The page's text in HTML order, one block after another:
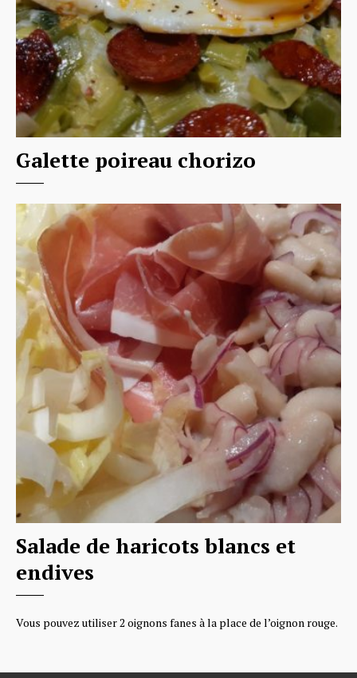
Galette poireau chorizo
Salade de haricots blancs et
endives
Vous pouvez utiliser 2 oignons fanes à la place de l’oignon rouge.